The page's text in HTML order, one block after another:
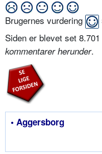
Brugernes vurdering
Siden er blevet set
kommentarer herunder.
• Aggersborg